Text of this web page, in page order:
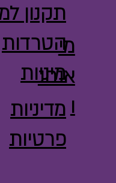
מי
אנחנ
ו
תקנון
הטרדות
מיניות
מדיניות
פרטיות